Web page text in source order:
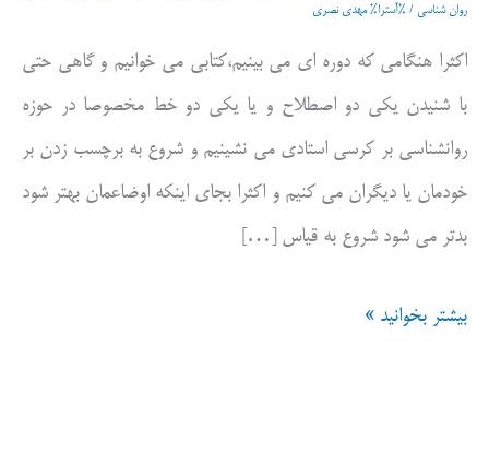
روان شناسی / %آسترا% مهدی نصری
اکثرا هنگامی که دوره ای می بینیم،کتابی می خوانیم و گاهی حتی
با شنیدن یکی دو اصطلاح و یا یکی دو خط مخصوصا در حوزه
روانشناسی بر کرسی استادی می نشینیم و شروع به برچسب زدن بر
خودمان یا دیگران می کنیم و اکثرا بجای اینکه اوضاعمان بهتر شود
بدتر می شود شروع به قیاس […]
تجربه
بیشتر بخوانید »